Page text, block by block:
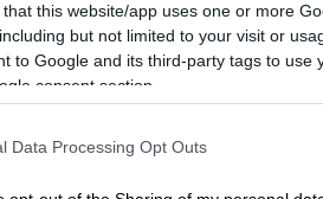
that this website/app uses one or more
but not limited to your visit or
to Google and its third-party tags to use
consent section.
Data Processing Opt Outs
κέρδισε την Κυριακή
και είναι υποψήφια
ξανά με τονΓιώργο
φαντασίας
του Variety.